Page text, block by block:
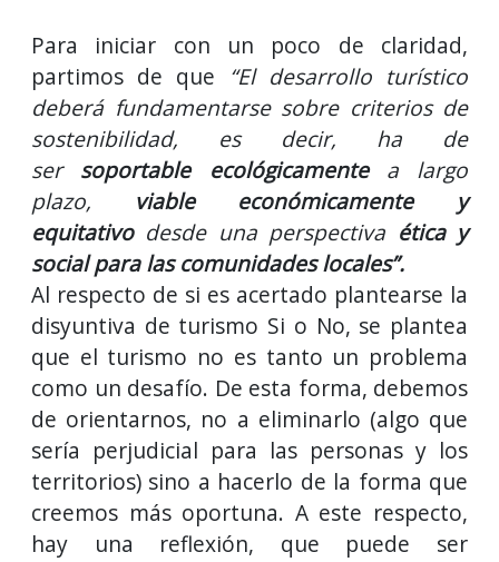
Para iniciar con un poco de claridad,
partimos de que “El desarrollo turístico
deberá fundamentarse sobre criterios de
sostenibilidad, es decir, ha de
ser soportable ecológicamentea largo
plazo, viable económicamente y
equitativo desde una perspectiva ética y
social para las comunidades locales”.
Al respecto de si es acertado plantearse la
disyuntiva de turismo Si o No, se plantea
que el turismo no es tanto un problema
como un desafío. De esta forma, debemos
de orientarnos, no a eliminarlo (algo que
sería perjudicial para las personas y los
territorios) sino a hacerlo de la forma que
creemos más oportuna. A este respecto,
hay una reflexión, que puede ser